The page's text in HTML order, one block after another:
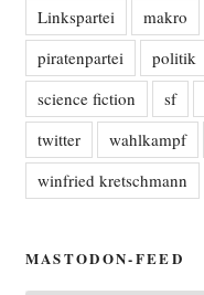
Linkspartei
makro
piratenpartei
politik
science fiction
sf
twitter
wahlkampf
winfried kretschmann
MASTODON-FEED